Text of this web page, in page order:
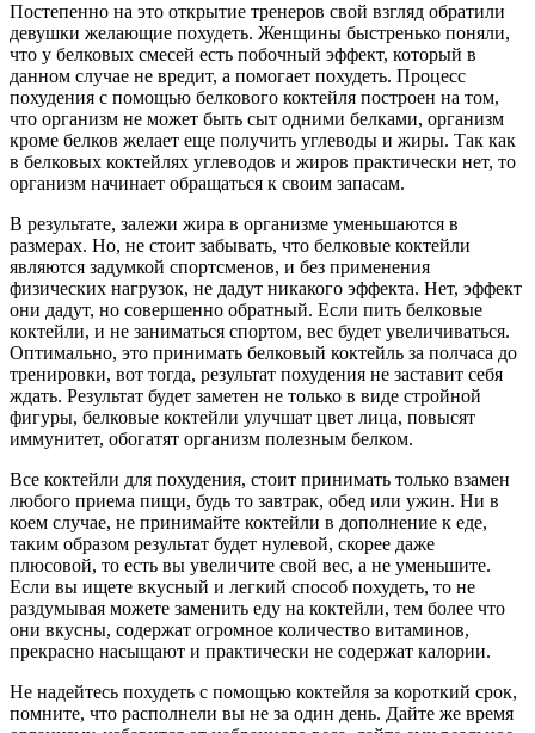
Постепенно на это открытие тренеров свой взгляд обратили
девушки желающие похудеть. Женщины быстренько поняли,
что у белковых смесей есть побочный эффект, который в
данном случае не вредит, а помогает похудеть. Процесс
похудения с помощью белкового коктейля построен на том,
что организм не может быть сыт одними белками, организм
кроме белков желает еще получить углеводы и жиры. Так как
в белковых коктейлях углеводов и жиров практически нет, то
организм начинает обращаться к своим запасам.
В результате, залежи жира в организме уменьшаются в
размерах. Но, не стоит забывать, что белковые коктейли
являются задумкой спортсменов, и без применения
физических нагрузок, не дадут никакого эффекта. Нет, эффект
они дадут, но совершенно обратный. Если пить белковые
коктейли, и не заниматься спортом, вес будет увеличиваться.
Оптимально, это принимать белковый коктейль за полчаса до
тренировки, вот тогда, результат похудения не заставит себя
ждать. Результат будет заметен не только в виде стройной
фигуры, белковые коктейли улучшат цвет лица, повысят
иммунитет, обогатят организм полезным белком.
Все коктейли для похудения, стоит принимать только взамен
любого приема пищи, будь то завтрак, обед или ужин. Ни в
коем случае, не принимайте коктейли в дополнение к еде,
таким образом результат будет нулевой, скорее даже
плюсовой, то есть вы увеличите свой вес, а не уменьшите.
Если вы ищете вкусный и легкий способ похудеть, то не
раздумывая можете заменить еду на коктейли, тем более что
они вкусны, содержат огромное количество витаминов,
прекрасно насыщают и практически не содержат калории.
Не надейтесь похудеть с помощью коктейля за короткий срок,
помните, что располнели вы не за один день. Дайте же время